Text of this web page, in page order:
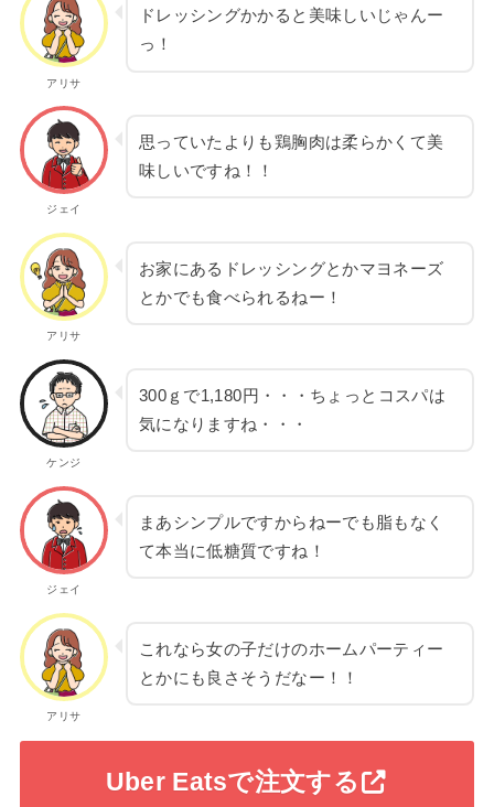
アリサ
ドレッシングかかると美味しいじゃんー
っ！
ジェイ
思っていたよりも鶏胸肉は柔らかくて美
味しいですね！！
アリサ
お家にあるドレッシングとかマヨネーズ
とかでも食べられるねー！
ケンジ
300ｇで1,180円・・・ちょっとコスパは
気になりますね・・・
ジェイ
まあシンプルですからねーでも脂もなく
て本当に低糖質ですね！
アリサ
これなら女の子だけのホームパーティー
とかにも良さそうだなー！！
Uber Eatsで注文する